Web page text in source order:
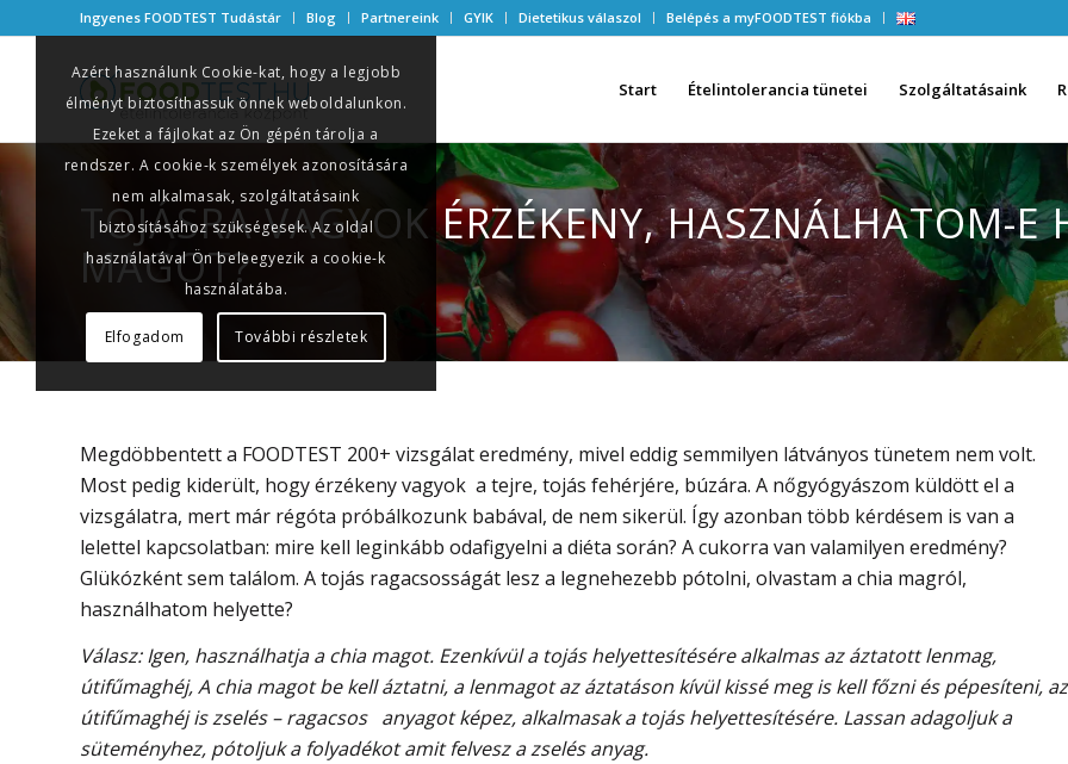
Ingyenes FOODTEST Tudástár Blog Partnereink GYIK Dietetikus válaszol Belépés a myFOODTEST fiókba
Start Ételintolerancia tünetei Szolgáltatásaink
TOJÁSRA VAGYOK ÉRZÉKENY, HASZNÁLHATOM-E
MAGOT?
Megdöbbentett a FOODTEST 200+ vizsgálat eredmény, mivel eddig semmilyen látványos tünetem nem volt.
Most pedig kiderült, hogy érzékeny vagyok a tejre, tojás fehérjére, búzára. A nőgyógyászom küldött el a
vizsgálatra, mert már régóta próbálkozunk babával, de nem sikerül. Így azonban több kérdésem is van a
lelettel kapcsolatban: mire kell leginkább odafigyelni a diéta során? A cukorra van valamilyen eredmény?
Glükózként sem találom. A tojás ragacsosságát lesz a legnehezebb pótolni, olvastam a chia magról,
használhatom helyette?
Válasz: Igen, használhatja a chia magot. Ezenkívül a tojás helyettesítésére alkalmas az áztatott lenmag,
útifűmaghéj, A chia magot be kell áztatni, a lenmagot az áztatáson kívül kissé meg is kell főzni és pépesíteni, az
útifűmaghéj is zselés – ragacsos anyagot képez, alkalmasak a tojás helyettesítésére. Lassan adagoljuk a
süteményhez, pótoljuk a folyadékot amit felvesz a zselés anyag.
Azért használunk Cookie-kat, hogy a legjobb
élményt biztosíthassuk önnek weboldalunkon.
Ezeket a fájlokat az Ön gépén tárolja a
rendszer. A cookie-k személyek azonosítására
nem alkalmasak, szolgáltatásaink
biztosításához szükségesek. Az oldal
használatával Ön beleegyezik a cookie-k
használatába.
Elfogadom További részletek